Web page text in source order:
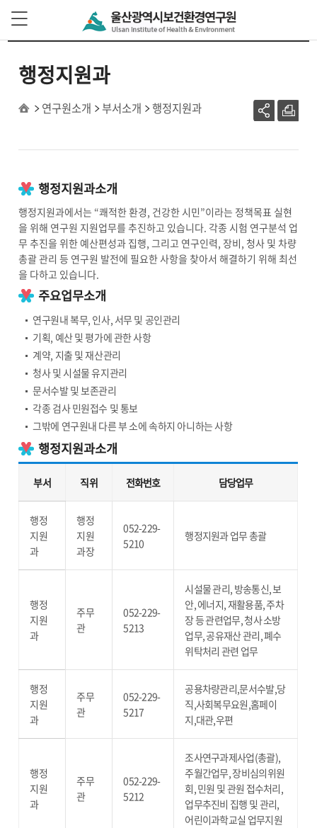
본문 바로가기
주 메뉴 바로가기
행정지원과
연구원소개 부서소개 행정지원과
행정지원과소개
행정지원과에서는 “쾌적한 환경, 건강한 시민”이라는 정책목표 실현
을 위해 연구원 지원업무를 추진하고 있습니다. 각종 시험 연구분석 업
무 추진을 위한 예산편성과 집행, 그리고 연구인력, 장비, 청사 및 차량
총괄 관리 등 연구원 발전에 필요한 사항을 찾아서 해결하기 위해 최선
을 다하고 있습니다.
주요업무소개
연구원내 복무, 인사, 서무 및 공인관리
기획, 예산 및 평가에 관한 사항
계약, 지출 및 재산관리
청사 및 시설물 유지관리
문서수발 및 보존관리
각종 검사 민원접수 및 통보
그밖에 연구원내 다른 부 소에 속하지 아니하는 사항
행정지원과소개
부서 직위 전화번호 담당업무
행정
지원
과
행정
지원
과장
052-229-
5210
행정지원과 업무 총괄
행정
지원
과
주무
관
052-229-
5213
시설물 관리, 방송통신, 보
안, 에너지, 재활용품, 주차
장 등 관련업무, 청사 소방
업무, 공유재산 관리, 폐수
위탁처리 관련 업무
행정
지원
과
주무
관
052-229-
5217
공용차량관리,문서수발,당
직,사회복무요원,홈페이
지,대관,우편
행정
지원
과
주무
관
052-229-
5212
조사연구과제사업(총괄),
주월간업무, 장비심의위원
회, 민원 및 관원 접수처리,
업무추진비 집행 및 관리,
어린이과학교실 업무지원